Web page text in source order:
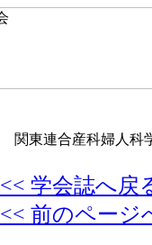
関東連合産科婦人科
<< 学会誌へ戻
<< 前のページ